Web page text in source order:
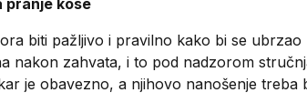
pranje kose
biti pažljivo i pravilno kako bi se
nakon zahvata, i to pod nadzorom
je obavezno, a njihovo nanošenje treba